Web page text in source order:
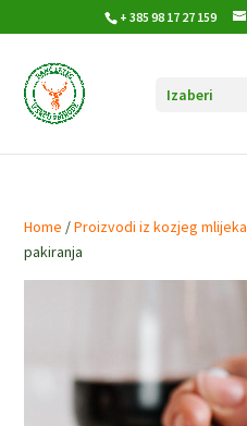
+ 385 98 17 27 159
Home /Proizvodi iz kozjeg mlijeka
pakiranja